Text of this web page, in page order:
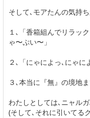
そして､モアたんの気持
１､「香箱組んでリラッ
ゃ〜ぷい〜」
２､「にゃによっ､にゃに
３､本当に『無』の境地
わたしとしては､ニャル
(そして､それに引いてる